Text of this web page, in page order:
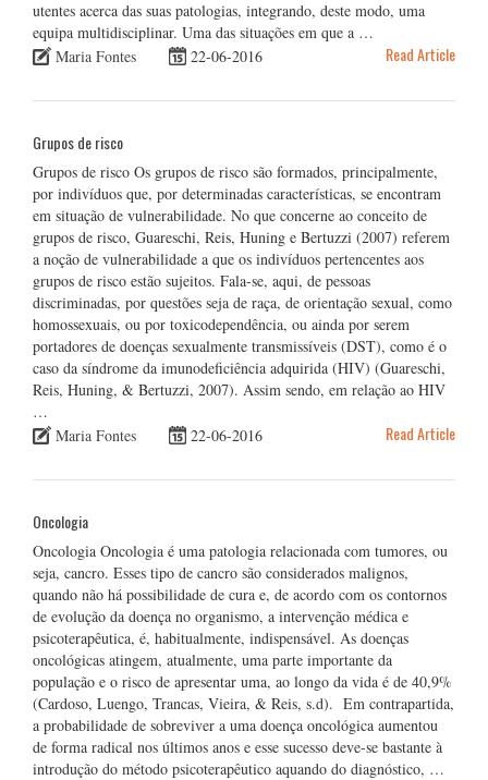
utentes acerca das suas patologias, integrando, deste modo, uma
equipa multidisciplinar. Uma das situações em que a …
Maria Fontes
22-06-2016 Read Article
Grupos de risco
Grupos de risco Os grupos de risco são formados, principalmente,
por indivíduos que, por determinadas características, se encontram
em situação de vulnerabilidade. No que concerne ao conceito de
grupos de risco, Guareschi, Reis, Huning e Bertuzzi (2007) referem
a noção de vulnerabilidade a que os indivíduos pertencentes aos
grupos de risco estão sujeitos. Fala-se, aqui, de pessoas
discriminadas, por questões seja de raça, de orientação sexual, como
homossexuais, ou por toxicodependência, ou ainda por serem
portadores de doenças sexualmente transmissíveis (DST), como é o
caso da síndrome da imunodeficiência adquirida (HIV) (Guareschi,
Reis, Huning, & Bertuzzi, 2007). Assim sendo, em relação ao HIV
…
Maria Fontes
22-06-2016 Read Article
Oncologia
Oncologia Oncologia é uma patologia relacionada com tumores, ou
seja, cancro. Esses tipo de cancro são considerados malignos,
quando não há possibilidade de cura e, de acordo com os contornos
de evolução da doença no organismo, a intervenção médica e
psicoterapêutica, é, habitualmente, indispensável. As doenças
oncológicas atingem, atualmente, uma parte importante da
população e o risco de apresentar uma, ao longo da vida é de 40,9%
(Cardoso, Luengo, Trancas, Vieira, & Reis, s.d). Em contrapartida,
a probabilidade de sobreviver a uma doença oncológica aumentou
de forma radical nos últimos anos e esse sucesso deve-se bastante à
introdução do método psicoterapêutico aquando do diagnóstico, …